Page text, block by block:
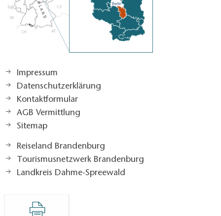
Impressum
Datenschutzerklärung
Kontaktformular
AGB Vermittlung
Sitemap
Reiseland Brandenburg
Tourismusnetzwerk Brandenburg
Landkreis Dahme-Spreewald